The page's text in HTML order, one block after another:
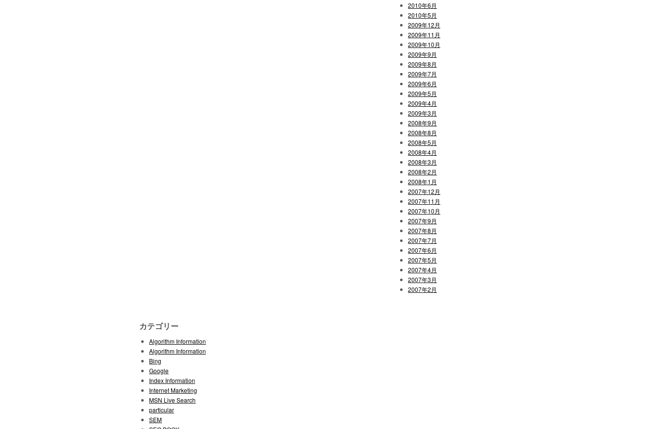
2010年6月
2010年5月
2009年12月
2009年11月
2009年10月
2009年9月
2009年8月
2009年7月
2009年6月
2009年5月
2009年4月
2009年3月
2008年9月
2008年8月
2008年5月
2008年4月
2008年3月
2008年2月
2008年1月
2007年12月
2007年11月
2007年10月
2007年9月
2007年8月
2007年7月
2007年6月
2007年5月
2007年4月
2007年3月
2007年2月
カテゴリー
Algorithm Information
Algorithm Information
Bing
Google
Index Information
Internet Marketing
MSN Live Search
particular
SEM